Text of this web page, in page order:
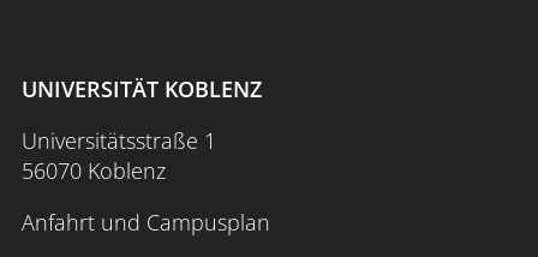
UNIVERSITÄT KOBLENZ
Universitätsstraße 1
56070 Koblenz
Anfahrt und Campusplan